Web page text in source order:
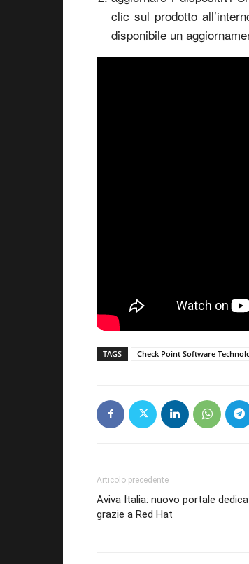
clic sul prodotto
disponibile un
TAGS Check Point Software
Articolo precedente
Aviva Italia: nuovo portale
grazie a Red Hat